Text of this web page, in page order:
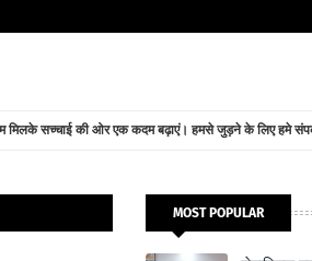
मिलके सच्चाई की ओर एक कदम बढ़ाएं। हमसे जुड़ने के लिए हमे
MOST POPULAR